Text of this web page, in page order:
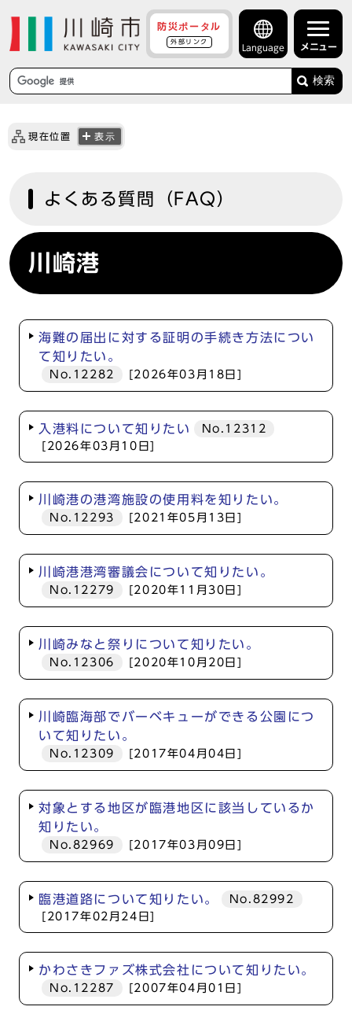
防災ポータル
外部リンク
Language メニュー
検索
現在位置 表示
よくある質問（FAQ）
川崎港
海難の届出に対する証明の手続き方法につい
て知りたい。
No.12282 [2026年03月18日]
入港料について知りたい
No.12312
[2026年03月10日]
川崎港の港湾施設の使用料を知りたい。
No.12293 [2021年05月13日]
川崎港港湾審議会について知りたい。
No.12279 [2020年11月30日]
川崎みなと祭りについて知りたい。
No.12306 [2020年10月20日]
川崎臨海部でバーベキューができる公園につ
いて知りたい。
No.12309 [2017年04月04日]
対象とする地区が臨港地区に該当しているか
知りたい。
No.82969 [2017年03月09日]
臨港道路について知りたい。
No.82992
[2017年02月24日]
かわさきファズ株式会社について知りたい。
No.12287 [2007年04月01日]